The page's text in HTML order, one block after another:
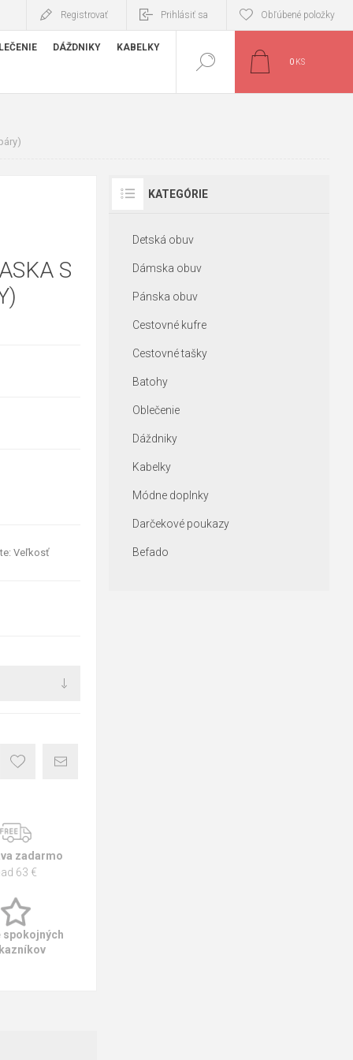
Registrovať Prihlásiť sa Obľúbené položky
DÁŽDNIKY KABELKY
0 KS
S
Veľkosť
zadarmo
63 €
spokojných
KATEGÓRIE
Detská obuv
Dámska obuv
Pánska obuv
Cestovné kufre
Cestovné tašky
Batohy
Oblečenie
Dáždniky
Kabelky
Módne doplnky
Darčekové poukazy
Befado